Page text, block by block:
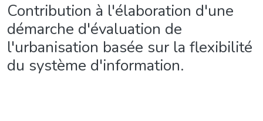
Contribution à l'élaboration d'une
démarche d'évaluation de
l'urbanisation basée sur la flexibilité
du système d'information.